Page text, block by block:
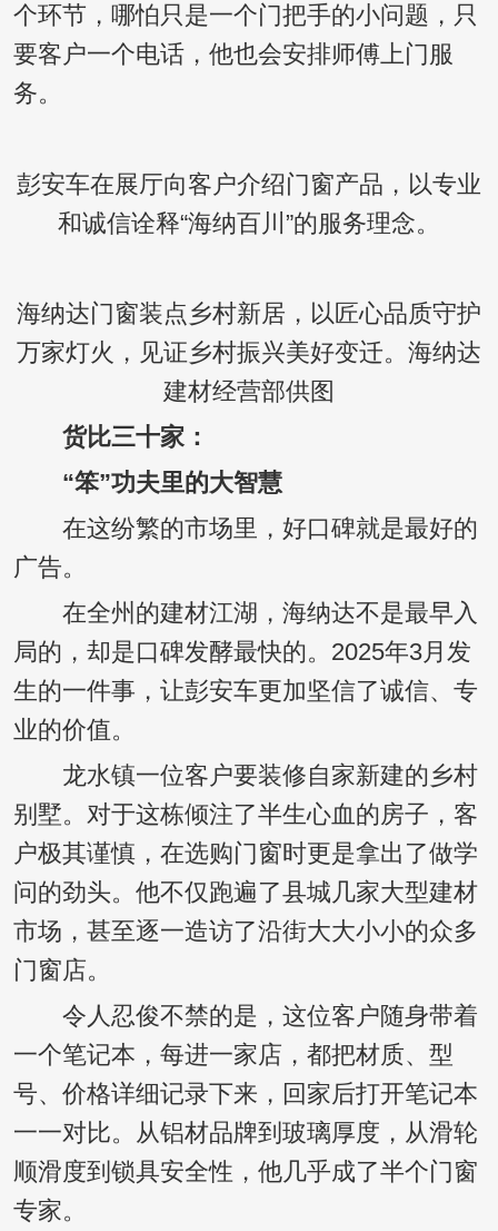
个环节，哪怕只是一个门把手的小问题，只
要客户一个电话，他也会安排师傅上门服
务。
彭安车在展厅向客户介绍门窗产品，以专业
和诚信诠释“海纳百川”的服务理念。
海纳达门窗装点乡村新居，以匠心品质守护
万家灯火，见证乡村振兴美好变迁。海纳达
建材经营部供图
货比三十家：
“笨”功夫里的大智慧
在这纷繁的市场里，好口碑就是最好的
广告。
在全州的建材江湖，海纳达不是最早入
局的，却是口碑发酵最快的。2025年3月发
生的一件事，让彭安车更加坚信了诚信、专
业的价值。
龙水镇一位客户要装修自家新建的乡村
别墅。对于这栋倾注了半生心血的房子，客
户极其谨慎，在选购门窗时更是拿出了做学
问的劲头。他不仅跑遍了县城几家大型建材
市场，甚至逐一造访了沿街大大小小的众多
门窗店。
令人忍俊不禁的是，这位客户随身带着
一个笔记本，每进一家店，都把材质、型
号、价格详细记录下来，回家后打开笔记本
一一对比。从铝材品牌到玻璃厚度，从滑轮
顺滑度到锁具安全性，他几乎成了半个门窗
专家。